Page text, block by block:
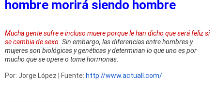
hombre morirá siendo hombre
Mucha gente sufre e incluso muere porque le han dicho que será feliz si
se cambia de sexo. Sin embargo, las diferencias entre hombres y
mujeres son biológicas y genéticas y determinan lo que uno es por
mucho que se opere o tome hormonas.
Por: Jorge López | Fuente: http://www.actuall.com/